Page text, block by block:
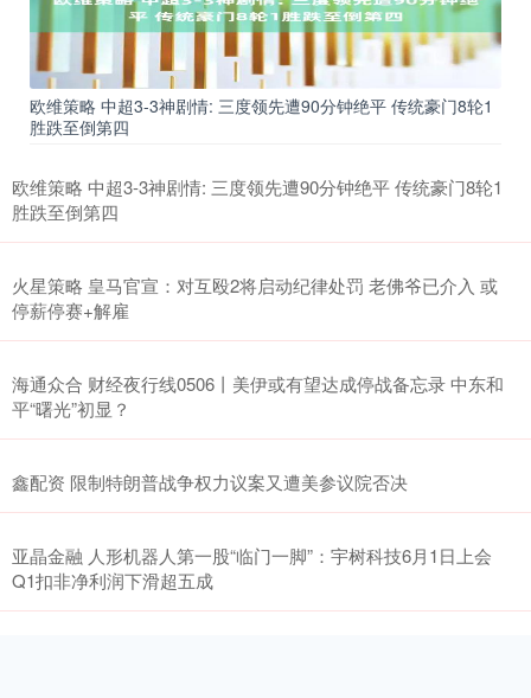
欧维策略 中超3-3神剧情: 三度领先遭90分钟绝平 传统豪门8轮1
胜跌至倒第四
欧维策略 中超3-3神剧情: 三度领先遭90分钟绝平 传统豪门8轮1
胜跌至倒第四
火星策略 皇马官宣：对互殴2将启动纪律处罚 老佛爷已介入 或
停薪停赛+解雇
海通众合 财经夜行线0506丨美伊或有望达成停战备忘录 中东和
平“曙光”初显？
鑫配资 限制特朗普战争权力议案又遭美参议院否决
亚晶金融 人形机器人第一股“临门一脚”：宇树科技6月1日上会
Q1扣非净利润下滑超五成